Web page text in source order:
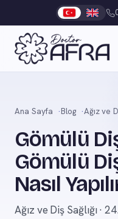
Ana Sayfa Blog Ağız ve
Gömülü
Gömülü
Nasıl
Ağız ve Diş Sağlığı ·